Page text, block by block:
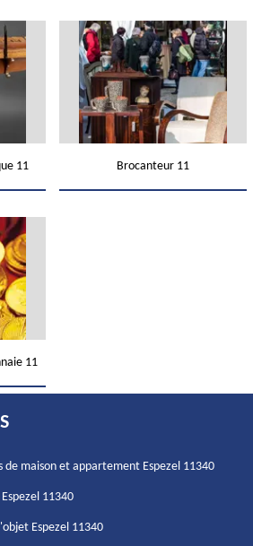
11 Brocanteur 11
11
de maison et appartement Espezel 11340
11340
Espezel 11340